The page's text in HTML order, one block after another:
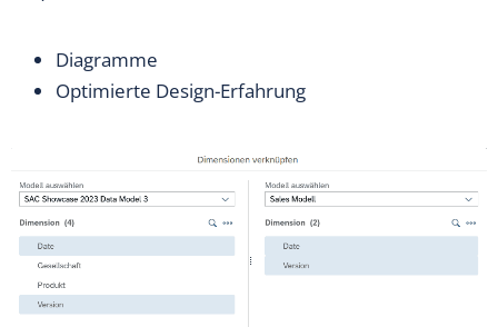
Diagramme
Optimierte Design-Erfahrung